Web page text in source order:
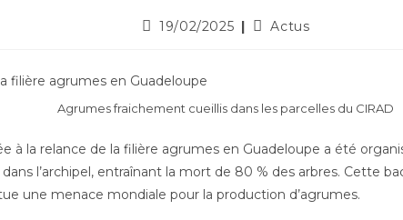
19/02/2025 Actus
Agrumes fraichement cueillis dans les parcelles du CIRAD
à la relance de la filière agrumes en Guadeloupe a été
l’archipel, entraînant la mort de 80 % des arbres. Cette
une menace mondiale pour la production d’agrumes.